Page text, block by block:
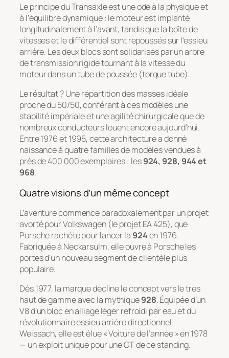
Le principe du Transaxle est une ode à la physique et
à l’équilibre dynamique : le moteur est implanté
longitudinalement à l’avant, tandis que la boîte de
vitesses et le différentiel sont repoussés sur l’essieu
arrière. Les deux blocs sont solidarisés par un arbre
de transmission rigide tournant à la vitesse du
moteur dans un tube de poussée (torque tube).
Le résultat ? Une répartition des masses idéale
proche du 50/50, conférant à ces modèles une
stabilité impériale et une agilité chirurgicale que de
nombreux conducteurs louent encore aujourd’hui.
Entre 1976 et 1995, cette architecture a donné
naissance à quatre familles de modèles vendues à
près de 400 000 exemplaires : les924, 928, 944 et
968.
Quatre visions d’un même concept
L’aventure commence paradoxalement par un projet
avorté pour Volkswagen (le projet EA 425), que
Porsche rachète pour lancer la 924en 1976.
Fabriquée à Neckarsulm, elle ouvre à Porsche les
portes d’un nouveau segment de clientèle plus
populaire.
Dès 1977, la marque décline le concept vers le très
haut de gamme avec la mythique928. Équipée d’un
V8 d’un bloc en alliage léger refroidi par eau et du
révolutionnaire essieu arrière directionnel
Weissach, elle est élue « Voiture de l’année » en 1978
— un exploit unique pour une GT de ce standing.